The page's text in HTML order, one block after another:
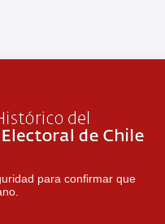
para confirmar que